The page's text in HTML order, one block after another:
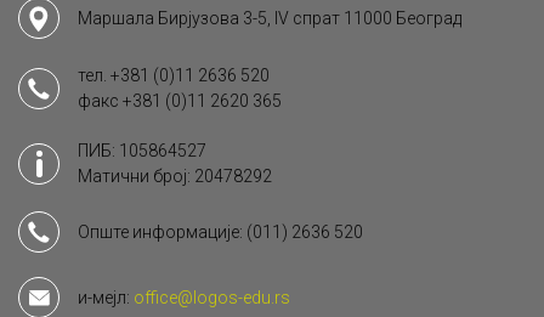
Маршала Бирјузова 3-5, IV спрат 11000 Београд
тел. +381 (0)11 2636 520
факс +381 (0)11 2620 365
ПИБ: 105864527
Матични број: 20478292
Опште информације: (011) 2636 520
и-мејл: office@logos-edu.rs